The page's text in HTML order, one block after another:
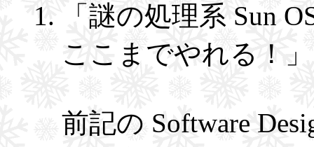
「謎の処理系 Sun
ここまでやれる！」
前記の Software